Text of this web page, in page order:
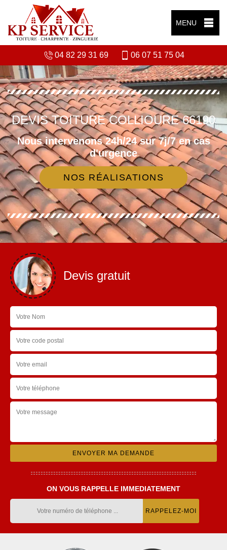
MENU
04 82 29 31 69 06 07 51 75 04
DEVIS TOITURE COLLIOURE 66190
Nous intervenons 24h/24 sur 7j/7 en cas
d'urgence
NOS RÉALISATIONS
Devis gratuit
ON VOUS RAPPELLE IMMEDIATEMENT